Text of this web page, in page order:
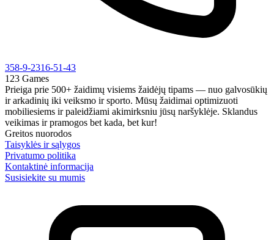
358-9-2316-51-43
123 Games
Prieiga prie 500+ žaidimų visiems žaidėjų tipams — nuo galvosūkių
ir arkadinių iki veiksmo ir sporto. Mūsų žaidimai optimizuoti
mobiliesiems ir paleidžiami akimirksniu jūsų naršyklėje. Sklandus
veikimas ir pramogos bet kada, bet kur!
Greitos nuorodos
Taisyklės ir sąlygos
Privatumo politika
Kontaktinė informacija
Susisiekite su mumis